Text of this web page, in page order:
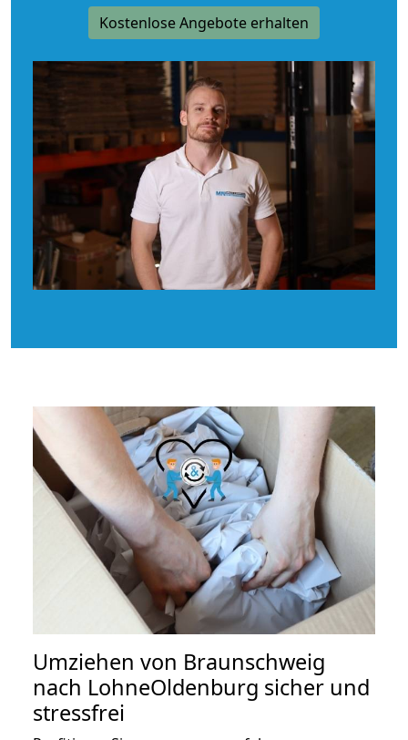
Kostenlose Angebote erhalten
Umziehen von Braunschweig
nach LohneOldenburg sicher und
stressfrei